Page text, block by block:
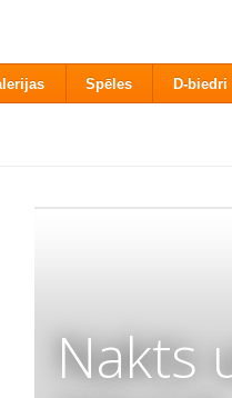
Spēles D-biedri
Nakts